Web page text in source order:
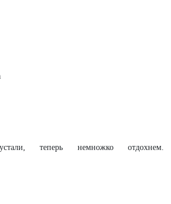
теперь немножко отдохнем.